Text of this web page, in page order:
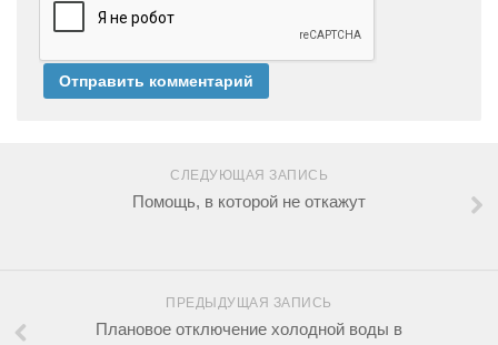
СЛЕДУЮЩАЯ ЗАПИСЬ
Помощь, в которой не откажут
ПРЕДЫДУЩАЯ ЗАПИСЬ
Плановое отключение холодной воды в